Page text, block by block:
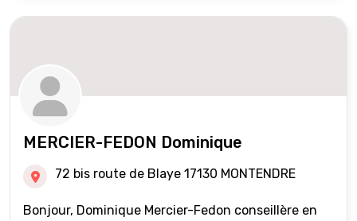
MERCIER-FEDON Dominique
72 bis route de Blaye 17130 MONTENDRE
Bonjour, Dominique Mercier-Fedon conseillère en